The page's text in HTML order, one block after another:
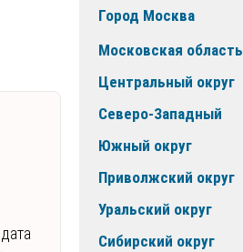
Город Москва
Московская область
Центральный округ
Северо-Западный
Южный округ
Приволжский округ
Уральский округ
Сибирский округ